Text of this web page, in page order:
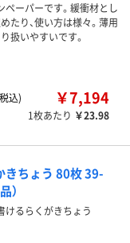
ーパーです。緩衝材とし
たり、使い方は様々。薄用
扱いやすいです。
込)
￥7,194
1枚あたり ￥23.98
きちょう 80枚 39-
）
けるらくがきちょう